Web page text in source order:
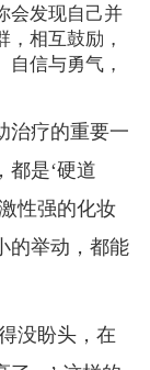
会发现自己并
相互鼓励，
信与勇气，
治疗的重要一
都是‘硬道
性强的化妆
的举动，都能
没盼头，在